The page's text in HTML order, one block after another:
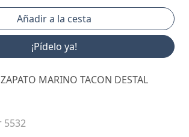
¡Pídelo ya!
MARINO TACON DESTAL
5532